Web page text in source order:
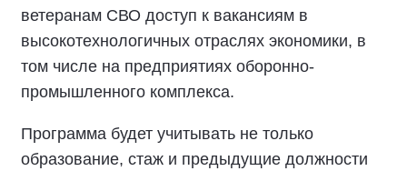
ветеранам СВО доступ к вакансиям в
высокотехнологичных отраслях экономики, в
том числе на предприятиях оборонно-
промышленного комплекса.
Программа будет учитывать не только
образование, стаж и предыдущие должности